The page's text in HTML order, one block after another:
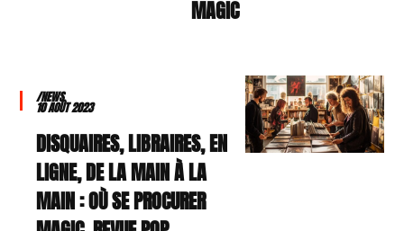
MAGIC
/NEWS
10 AOÛT 2023
DISQUAIRES, LIBRAIRES, EN
LIGNE, DE LA MAIN À LA
MAIN : OÙ SE PROCURER